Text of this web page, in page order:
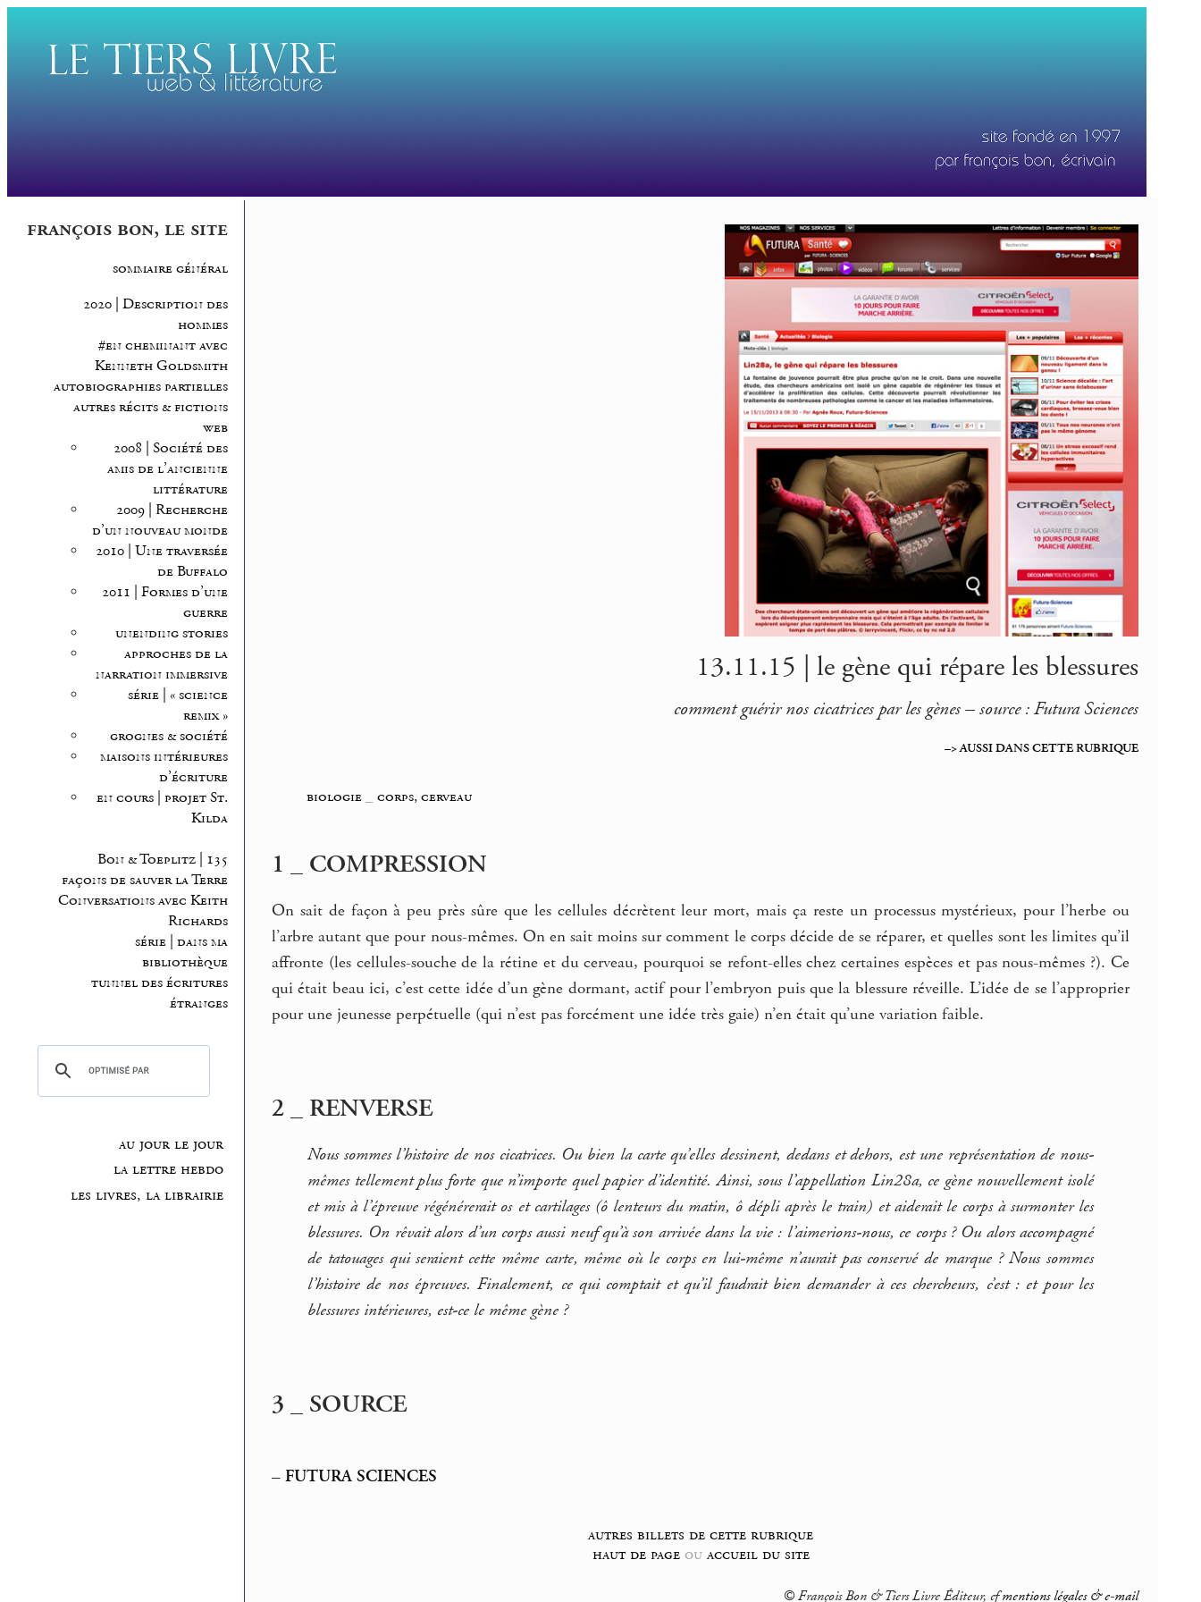
françois bon, le site
sommaire général
2020 | Description des
hommes
#en cheminant avec
Kenneth Goldsmith
autobiographies partielles
autres récits & fictions
web
2008 | Société des
amis de l’ancienne
littérature
2009 | Recherche
d’un nouveau monde
2010 | Une traversée
de Buffalo
2011 | Formes d’une
guerre
unending stories
approches de la
narration immersive
série | « science
remix »
grognes & société
maisons intérieures
d’écriture
en cours | projet St.
Kilda
Bon & Toeplitz | 135
façons de sauver la Terre
Conversations avec Keith
Richards
série | dans ma
bibliothèque
tunnel des écritures
étranges
au jour le jour
la lettre hebdo
les livres, la librairie
13.11.15 | le gène qui répare les blessures
comment guérir nos cicatrices par les gènes – source : Futura Sciences
–> AUSSI DANS CETTE RUBRIQUE
biologie _corps, cerveau
1 _ COMPRESSION
On sait de façon à peu près sûre que les cellules décrètent leur mort, mais ça reste un processus mystérieux, pour l’herbe ou
l’arbre autant que pour nous-mêmes. On en sait moins sur comment le corps décide de se réparer, et quelles sont les limites qu’il
affronte (les cellules-souche de la rétine et du cerveau, pourquoi se refont-elles chez certaines espèces et pas nous-mêmes ?). Ce
qui était beau ici, c’est cette idée d’un gène dormant, actif pour l’embryon puis que la blessure réveille. L’idée de se l’approprier
pour une jeunesse perpétuelle (qui n’est pas forcément une idée très gaie) n’en était qu’une variation faible.
2 _ RENVERSE
Nous sommes l’histoire de nos cicatrices. Ou bien la carte qu’elles dessinent, dedans et dehors, est une représentation de nous-
mêmes tellement plus forte que n’importe quel papier d’identité. Ainsi, sous l’appellation Lin28a, ce gène nouvellement isolé
et mis à l’épreuve régénérerait os et cartilages (ô lenteurs du matin, ô dépli après le train) et aiderait le corps à surmonter les
blessures. On rêvait alors d’un corps aussi neuf qu’à son arrivée dans la vie : l’aimerions-nous, ce corps ? Ou alors accompagné
de tatouages qui seraient cette même carte, même où le corps en lui-même n’aurait pas conservé de marque ? Nous sommes
l’histoire de nos épreuves. Finalement, ce qui comptait et qu’il faudrait bien demander à ces chercheurs, c’est : et pour les
blessures intérieures, est-ce le même gène ?
3 _ SOURCE
– FUTURA SCIENCES
autres billets de cette rubrique
haut de pageouaccueil du site
© François Bon & Tiers Livre Éditeur, cfmentions légales & e-mail